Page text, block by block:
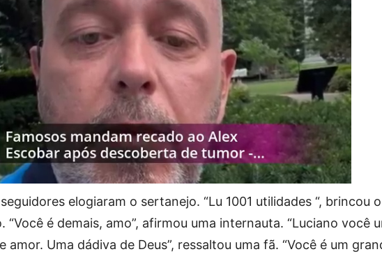
elogiaram o sertanejo. “Lu 1001 utilidades “, brincou o
“Você é demais, amo”, afirmou uma internauta. “Luciano você
amor. Uma dádiva de Deus”, ressaltou uma fã. “Você é um